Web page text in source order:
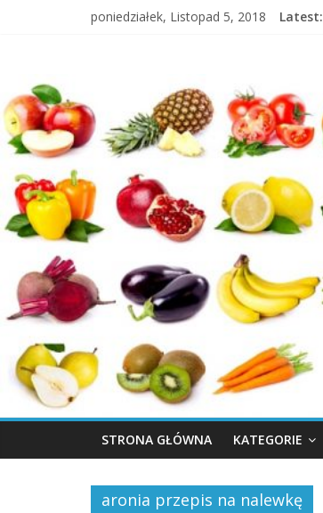
poniedziałek, Listopad 5, 2018 Latest:
STRONA GŁÓWNA KATEGORIE
aronia przepis na nalewkę